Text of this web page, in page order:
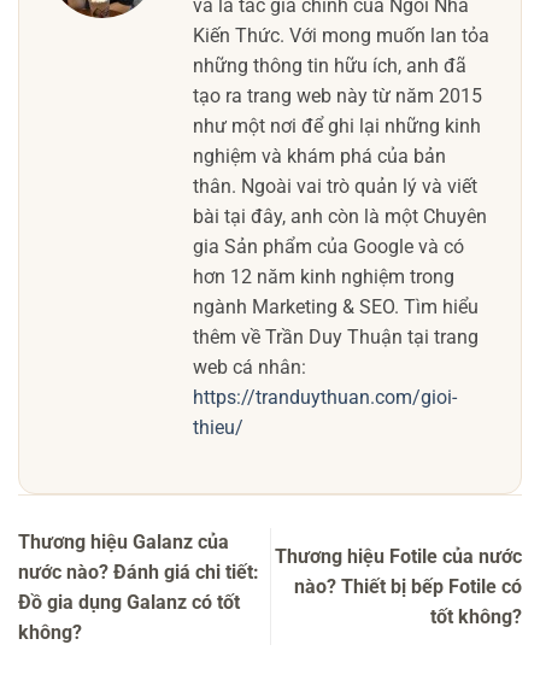
và là tác giả chính của Ngôi Nhà
Kiến Thức. Với mong muốn lan tỏa
những thông tin hữu ích, anh đã
tạo ra trang web này từ năm 2015
như một nơi để ghi lại những kinh
nghiệm và khám phá của bản
thân. Ngoài vai trò quản lý và viết
bài tại đây, anh còn là một Chuyên
gia Sản phẩm của Google và có
hơn 12 năm kinh nghiệm trong
ngành Marketing & SEO. Tìm hiểu
thêm về Trần Duy Thuận tại trang
web cá nhân:
https://tranduythuan.com/gioi-
thieu/
Thương hiệu Galanz của
nước nào? Đánh giá chi tiết:
Đồ gia dụng Galanz có tốt
không?
Thương hiệu Fotile của nước
nào? Thiết bị bếp Fotile có
tốt không?